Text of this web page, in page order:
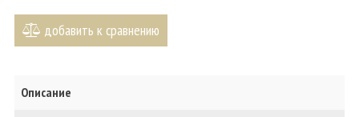
добавить к сравнению
Описание